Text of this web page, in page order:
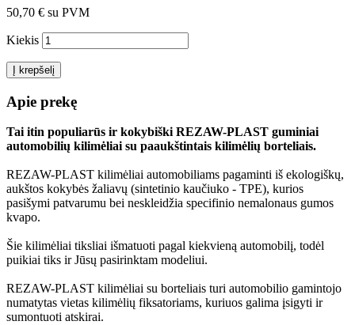
50,70 € su PVM
Kiekis
Į krepšelį
Apie prekę
Tai itin populiarūs ir kokybiški REZAW-PLAST guminiai
automobilių kilimėliai su paaukštintais kilimėlių borteliais.
REZAW-PLAST kilimėliai automobiliams pagaminti iš ekologiškų,
aukštos kokybės žaliavų (sintetinio kaučiuko - TPE), kurios
pasišymi patvarumu bei neskleidžia specifinio nemalonaus gumos
kvapo.
Šie kilimėliai tiksliai išmatuoti pagal kiekvieną automobilį, todėl
puikiai tiks ir Jūsų pasirinktam modeliui.
REZAW-PLAST kilimėliai su borteliais turi automobilio gamintojo
numatytas vietas kilimėlių fiksatoriams, kuriuos galima įsigyti ir
sumontuoti atskirai.